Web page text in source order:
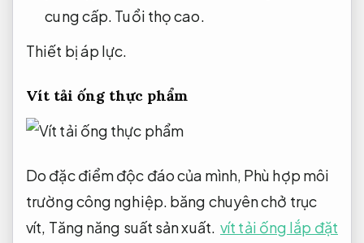
cung cấp. Tuổi thọ cao.
Thiết bị áp lực.
Vít tải ống thực phẩm
Do đặc điểm độc đáo của mình, Phù hợp môi
trường công nghiệp. băng chuyên chở trục
vít, Tăng năng suất sản xuất. vít tải ống lắp đặt